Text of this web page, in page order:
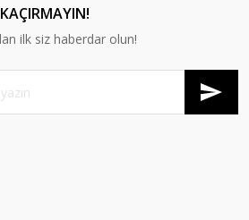
ilk siz haberdar olun!